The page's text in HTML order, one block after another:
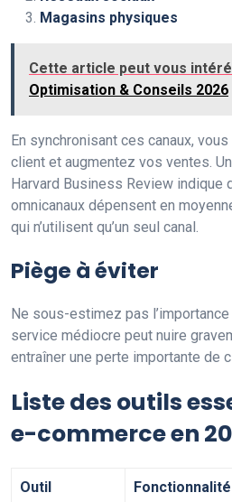
Magasins physiques
Cette article peut vous
Optimisation & Conseils 2026
En synchronisant ces canaux,
client et augmentez vos ventes.
Harvard Business Review indique
omnicanaux dépensent en
qui n’utilisent qu’un seul canal.
Piège à éviter
Ne sous-estimez pas
service médiocre peut nuire
entraîner une perte importante de
Liste des outils
e-commerce en
Outil